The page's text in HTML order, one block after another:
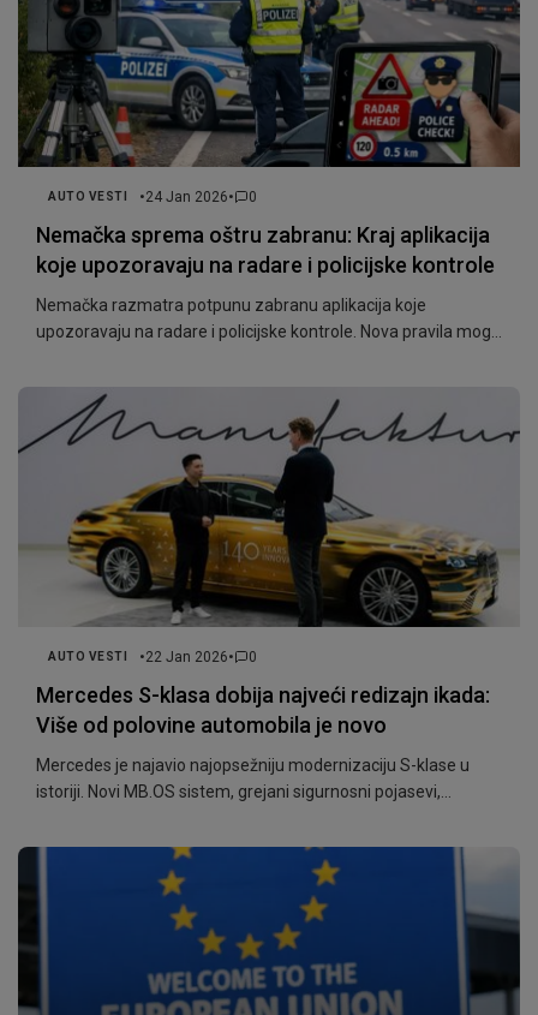
AUTO VESTI •24 Jan 2026• 0
Nemačka sprema oštru zabranu: Kraj aplikacija
koje upozoravaju na radare i policijske kontrole
Nemačka razmatra potpunu zabranu aplikacija koje
upozoravaju na radare i policijske kontrole. Nova pravila mogu
AUTO VESTI •22 Jan 2026• 0
Mercedes S-klasa dobija najveći redizajn ikada:
Više od polovine automobila je novo
Mercedes je najavio najopsežniju modernizaciju S-klase u
istoriji. Novi MB.OS sistem, grejani sigurnosni pojasevi,
januara.